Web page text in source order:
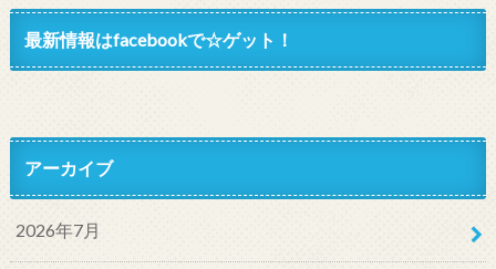
最新情報はfacebookで☆ゲット！
アーカイブ
2026年7月